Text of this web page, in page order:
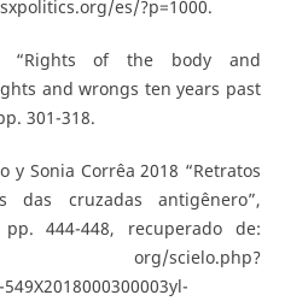
es/?p=1000.
“Rights of the body and
and wrongs ten years past
301-318.
y Sonia Corrêa 2018 “Retratos
das cruzadas antigênero”,
444-448, recuperado de:
scielo.php?